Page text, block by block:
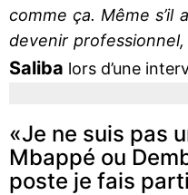
comme ça. Même s’il
devenir professionnel,
Saliba lors d’une
«Je ne suis pas
Mbappé ou
poste je fais